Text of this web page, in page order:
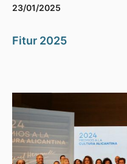
23/01/2025
Fitur 2025